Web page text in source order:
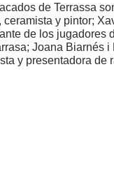
de Terrassa
ceramista y pintor;
de los jugadores
Joana Biarnés
y presentadora de